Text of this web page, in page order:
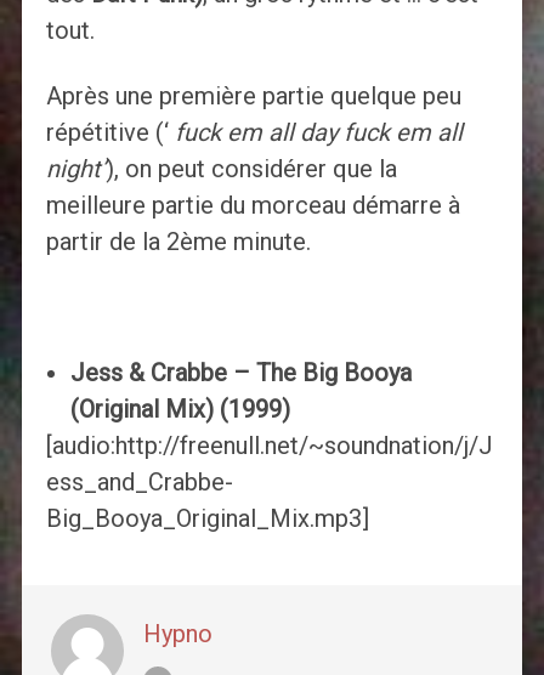
tout.
Après une première partie quelque peu
répétitive (‘ fuck em all day fuck em all
night’), on peut considérer que la
meilleure partie du morceau démarre à
partir de la 2ème minute.
Jess & Crabbe – The Big Booya
(Original Mix) (1999)
[audio:http://freenull.net/~soundnation/j/J
ess_and_Crabbe-
Big_Booya_Original_Mix.mp3]
Hypno